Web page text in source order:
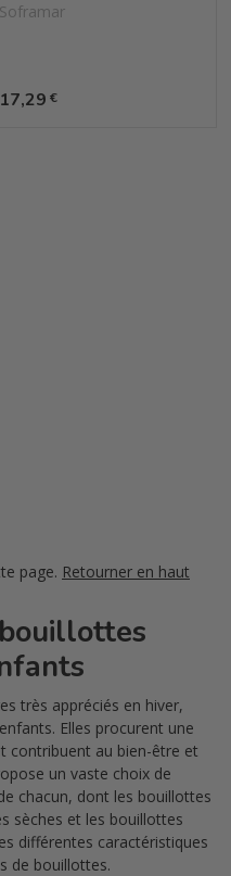
Soframar
Prix
17,29 €
page. Retourner en haut
très appréciés en hiver,
Elles procurent une
contribuent au bien-être et
un vaste choix de
chacun, dont les bouillottes
sèches et les bouillottes
différentes caractéristiques
de bouillottes.